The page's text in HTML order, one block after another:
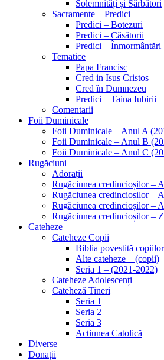
Solemnități și Sărbători
Sacramente – Predici
Predici – Botezuri
Predici – Căsătorii
Predici – Înmormântări
Tematice
Papa Francisc
Cred in Isus Cristos
Cred în Dumnezeu
Predici – Taina Iubirii
Comentarii
Foii Duminicale
Foii Duminicale – Anul A
Foii Duminicale – Anul B
Foii Duminicale – Anul C
Rugăciuni
Adorații
Rugăciunea credincioșilor –
Rugăciunea credincioșilor –
Rugăciunea credincioșilor –
Rugăciunea credincioșilor –
Cateheze
Cateheze Copii
Biblia povestită copiilor
Alte cateheze – (copii)
Seria 1 – (2021-2022)
Cateheze Adolescenți
Cateheză Tineri
Seria 1
Seria 2
Seria 3
Actiunea Catolică
Diverse
Donații